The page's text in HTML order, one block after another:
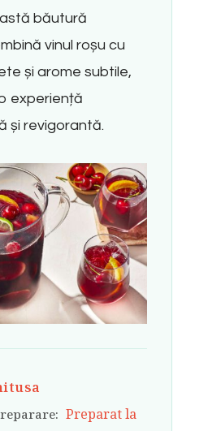
băutură
vinul roșu cu
și arome subtile,
experiență
și revigorantă.
Preparat la